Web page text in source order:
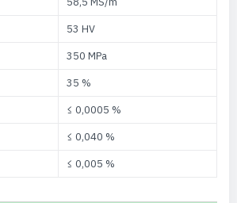
53 HV
350 MPa
35 %
≤ 0,0005 %
≤ 0,040 %
≤ 0,005 %